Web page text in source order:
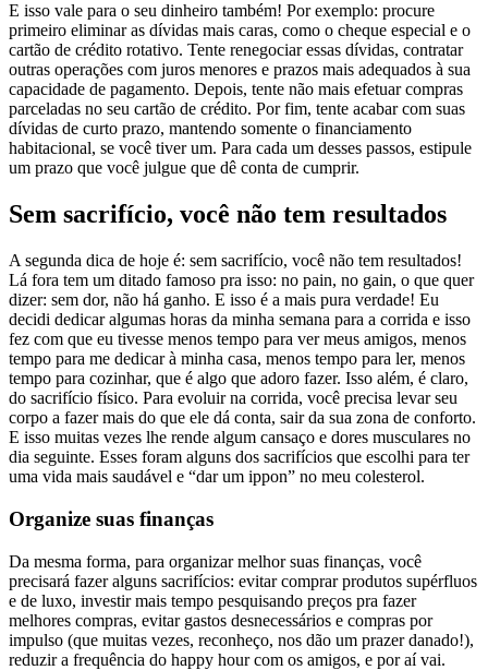
E isso vale para o seu dinheiro também! Por exemplo: procure
primeiro eliminar as dívidas mais caras, como o cheque especial e o
cartão de crédito rotativo. Tente renegociar essas dívidas, contratar
outras operações com juros menores e prazos mais adequados à sua
capacidade de pagamento. Depois, tente não mais efetuar compras
parceladas no seu cartão de crédito. Por fim, tente acabar com suas
dívidas de curto prazo, mantendo somente o financiamento
habitacional, se você tiver um. Para cada um desses passos, estipule
um prazo que você julgue que dê conta de cumprir.
Sem sacrifício, você não tem resultados
A segunda dica de hoje é: sem sacrifício, você não tem resultados!
Lá fora tem um ditado famoso pra isso: no pain, no gain, o que quer
dizer: sem dor, não há ganho. E isso é a mais pura verdade! Eu
decidi dedicar algumas horas da minha semana para a corrida e isso
fez com que eu tivesse menos tempo para ver meus amigos, menos
tempo para me dedicar à minha casa, menos tempo para ler, menos
tempo para cozinhar, que é algo que adoro fazer. Isso além, é claro,
do sacrifício físico. Para evoluir na corrida, você precisa levar seu
corpo a fazer mais do que ele dá conta, sair da sua zona de conforto.
E isso muitas vezes lhe rende algum cansaço e dores musculares no
dia seguinte. Esses foram alguns dos sacrifícios que escolhi para ter
uma vida mais saudável e “dar um ippon” no meu colesterol.
Organize suas finanças
Da mesma forma, para organizar melhor suas finanças, você
precisará fazer alguns sacrifícios: evitar comprar produtos supérfluos
e de luxo, investir mais tempo pesquisando preços pra fazer
melhores compras, evitar gastos desnecessários e compras por
impulso (que muitas vezes, reconheço, nos dão um prazer danado!),
reduzir a frequência do happy hour com os amigos, e por aí vai.